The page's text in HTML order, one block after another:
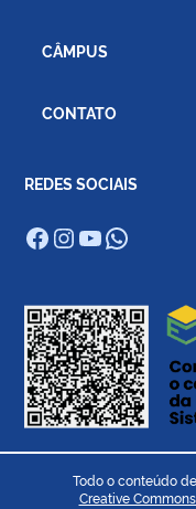
CÂMPUS
CONTATO
REDES SOCIAIS
Facebook
Instagram
Youtube
Todo o conteúdo
Creative